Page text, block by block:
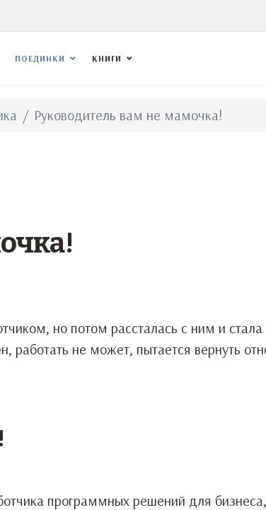
ПОЕДИНКИ КНИГИ
Руководитель вам не мамочка!
но потом рассталась с ним и стала
работать не может, пытается вернуть
программных решений для